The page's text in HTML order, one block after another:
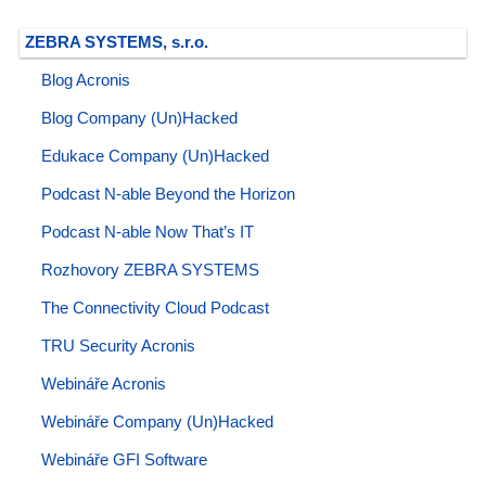
ZEBRA SYSTEMS, s.r.o.
Blog Acronis
Blog Company (Un)Hacked
Edukace Company (Un)Hacked
Podcast N-able Beyond the Horizon
Podcast N-able Now That’s IT
Rozhovory ZEBRA SYSTEMS
The Connectivity Cloud Podcast
TRU Security Acronis
Webináře Acronis
Webináře Company (Un)Hacked
Webináře GFI Software